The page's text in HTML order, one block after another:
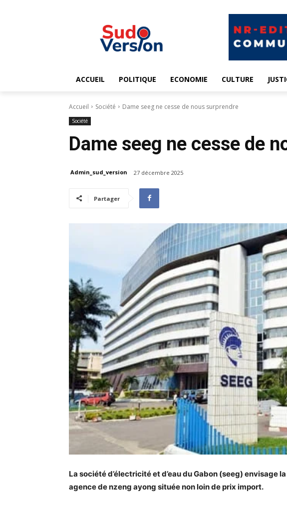
ACCUEIL POLITIQUE ECONOMIE CULTURE
Accueil Société Dame seeg ne cesse de nous surprendre
Société
Dame seeg ne cesse de
Admin_sud_version 27 décembre 2025
Partager
La société d’électricité et d’eau du Gabon (seeg) envisage
agence de nzeng ayong située non loin de prix import.